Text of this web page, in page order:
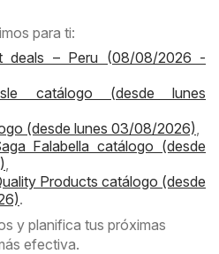
para ti:
deals – Peru (08/08/2026 -
catálogo (desde lunes
(desde lunes 03/08/2026),
Falabella catálogo (desde
,
Products catálogo (desde
.
y planifica tus próximas
efectiva.